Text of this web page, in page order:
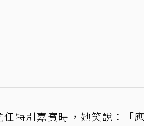
特別嘉賓時，她笑說：「